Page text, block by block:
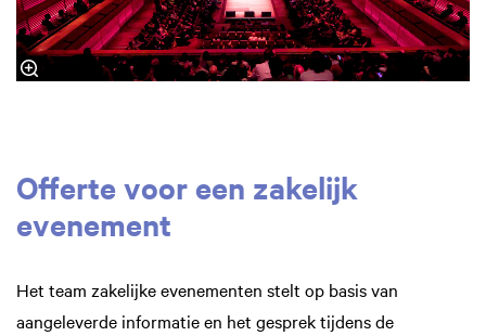
Offerte voor een zakelijk
evenement
Het team zakelijke evenementen stelt op basis van
aangeleverde informatie en het gesprek tijdens de